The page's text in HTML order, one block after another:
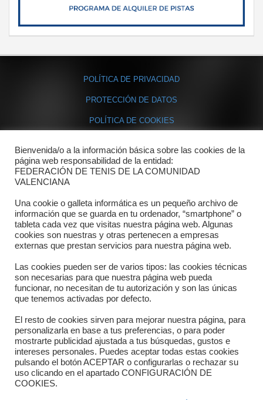
POLÍTICA DE PRIVACIDAD
PROTECCIÓN DE DATOS
POLÍTICA DE COOKIES
Contacto
Dónde estamos
Directorio departamentos
Horario
Formulario de contacto
Copyright © 2025 FTCV
Bienvenida/o a la información básica sobre las cookies de la
página web responsabilidad de la entidad:
FEDERACIÓN DE TENIS DE LA COMUNIDAD
VALENCIANA
Una cookie o galleta informática es un pequeño archivo de
información que se guarda en tu ordenador, “smartphone” o
tableta cada vez que visitas nuestra página web. Algunas
cookies son nuestras y otras pertenecen a empresas
externas que prestan servicios para nuestra página web.
Las cookies pueden ser de varios tipos: las cookies técnicas
son necesarias para que nuestra página web pueda
funcionar, no necesitan de tu autorización y son las únicas
que tenemos activadas por defecto.
El resto de cookies sirven para mejorar nuestra página, para
personalizarla en base a tus preferencias, o para poder
mostrarte publicidad ajustada a tus búsquedas, gustos e
intereses personales. Puedes aceptar todas estas cookies
pulsando el botón ACEPTAR o configurarlas o rechazar su
uso clicando en el apartado CONFIGURACIÓN DE
COOKIES.